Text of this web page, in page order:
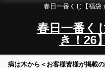
春日一番くじ【福袋
春日一番く
き！26
病は木から＜お客様皆様が掲載